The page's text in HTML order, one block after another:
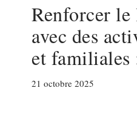
Renforcer
avec des
et familiales
21 octobre 2025